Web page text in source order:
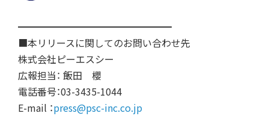
━━━━━━━━━━━━━━━━
■本リリースに関してのお問い合わせ先
株式会社ピーエスシー
広報担当： 飯田 櫻
電話番号：03-3435-1044
E-mail ：press@psc-inc.co.jp